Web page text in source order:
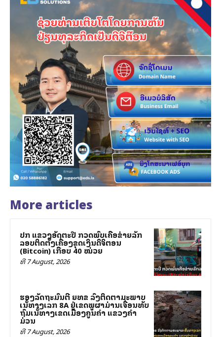
More articles
ປກສ ແຂວງອັດຕະປື ກວດພົບເຄືອຂ່າຍລັກ
ລອບຕິດຕັ້ງເຄື່ອງຂຸດເງິນດິຈິຕອນ
(Bitcoin) ເກືອບ 40 ໝ່ວຍ
ທີ 7 August, 2026
ຮອງລັດຖະມົນຕີ ຍທຂ ລົງຕິດຕາມສະພາບ
ເສັ້ນທາງເລກ 8A ຢູ່ເຂດພູຜາມ່ານເຈື່ອນທັບ
ຖົມເສັ້ນທາງເຂດເມືອງຄູນຄໍາ ແຂວງຄໍາ
ມ່ວນ
ທີ 7 August, 2026